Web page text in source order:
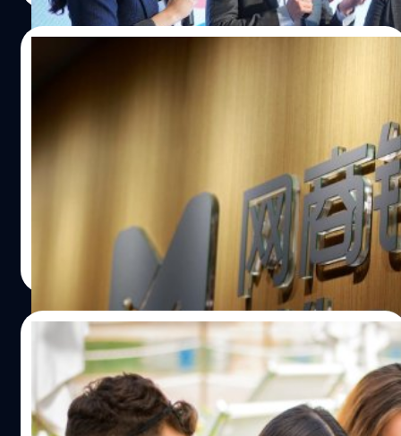
ใต้ มีอัตราการเติบโตสะสมต่อปีอยู่ที่ร้อยละ 33 ระหว่างช่วงปี
2558-2562 ซึ่งปัจจัยหลักมาจากภาคธุรกิจอีคอมเมิร์ซ ที่คาด
ว่าจะเติบโตอย่างก้าวกระโดด โดยมีมูลค่าตลาดเพิ่มขึ้นจาก
5,000 ล้านดอลล่าร์สหรัฐ ในปีนี้ เป็น 18,000 ล้านดอลล่าร์
สหรัฐ ภายในปี 2568 โดยแนวโน้มการเติบโตอันมหาศาลนี้
หมายถึงโอกาสทางธุรกิจสำหรับผู้ประกอบการ ที่สามารถสร้าง
ยอดขายผ่านช่องทางออนไลน์ต่าง ๆ รวมถึงความสามารถใน
การเข้าถึงเงินทุนหมุนเวียนที่ทันท่วงที โดยผู้ประกอบการ
อีคอมเมิร์ซในนามบุคคลทั่วไปหรือจดทะเบียนนิติบุคคล ที่
ดำเนินธุรกิจบน Lazada มาอย่างน้อย 6 เดือน และมีรายได้รวม
เฉลี่ยในรอบ 6 เดือนล่าสุดมากกว่า 500,000 บาทขึ้นไป
สามารถยื่นขอสินเชื่อ UOB BizMerchant ได้ และรับสิทธิ
พิเศษใช้บริการจากเบนโตะเว็บ ฟรี 3 เดือนแรก…
วิเคราะห์ MYbank ปฎิวัติวงการกู้เงิน SME จีน
ที่ปล่อยกู้แล้วกว่า 2 ล้านล้านหยวนใน 4 ปี จะ
เกิดอะไรขึ้นในอนาคตอันใกล้นี้?
เมื่อ MYbank ธนาคารออนไลน์ของแจ็ก หม่า ผู้ก่อตั้งอาลีบา
บา กรุ๊ป ซึ่งเป็นตลาด E-Commerce ที่ใหญ่ที่สุดในจีน กำลัง
ปฎิวัติการให้สินเชื่อกู้ยืมในรูปแบบใหม่ ที่ผลักดันกลุ่มธุรกิจ
SME รายย่อยด้วยการใช้ระบบ AI วิเคราะห์ความเสี่ยงด้วย
ตัวแปรกว่า 3,000 รายการ ก่อนปล่อยสินเชื่อ ซึ่งผู้กู้สามารถกู้
ได้สูงสุดกว่า 5 ล้านหยวนสำหรับธุรกิจขนาดเล็ก และ ณ
ปัจจุบันมีผู้ใช้บริการแล้วกว่า 16 ล้านราย ด้วยวงเงินรวม
ทั้งหมดกว่า 2 ล้านล้านหยวนภายใน 4 ปี หรือกว่า 8.942 ล้าน
ล้านบาท นับเป็นตัวเลขที่ไม่ธรรมดาสำหรับการปล่อยกู้สินเชื่อ
และทั้งหมดนี้เกิดขึ้นจากการกู้ผ่าน สมาร์ตโฟน โดย
กระบวนการทั้งหมดใช้เวลาเพียง 3 นาทีเท่านั้นโดยไม่ต้องใช้
นายธนาคารที่เป็นมนุษย์เลยแม้แต่คนเดียว ซึ่งถ้าผู้กู้ถ้าผ่าน
เงื่อนไข ก็จะได้รับเงินสดผ่านบัญชีทันที โดยปี 2018 MYbank
Totsapon Kritsadangphorn | 2563 days ago
16/07/2018
Gadget ตัวช่วยที่จะเติมเต็มไลฟ์สไตล์ของคุณ
ไลฟ์สไตล์ของคนรุ่นใหม่นั้นส่วนใหญ่จะหมดไปกับการเดินทาง